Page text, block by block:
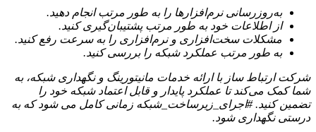
به‌روزرسانی نرم‌افزارها را به طور مرتب انجام دهید.
از اطلاعات خود به طور مرتب پشتیبان‌گیری کنید.
مشکلات سخت‌افزاری و نرم‌افزاری را به سرعت رفع کنید.
به طور مرتب عملکرد شبکه را بررسی کنید.
شرکت ارتباط ساز با ارائه خدمات مانیتورینگ و نگهداری شبکه، به
شما کمک می‌کند تا عملکرد پایدار و قابل اعتماد شبکه خود را
تضمین کنید. #اجرای_زیرساخت_شبکه زمانی کامل می شود که به
درستی نگهداری شود.